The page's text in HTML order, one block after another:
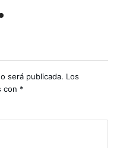
será publicada. Los
con *